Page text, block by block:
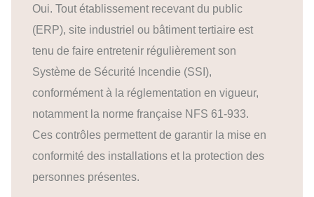
Oui. Tout établissement recevant du public
(ERP), site industriel ou bâtiment tertiaire est
tenu de faire entretenir régulièrement son
Système de Sécurité Incendie (SSI),
conformément à la réglementation en vigueur,
notamment la norme française NFS 61-933.
Ces contrôles permettent de garantir la mise en
conformité des installations et la protection des
personnes présentes.